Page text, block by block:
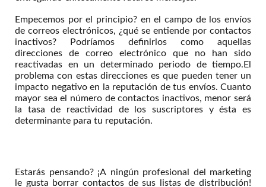
Empecemos por el principio? en el campo de los envíos
de correos electrónicos, ¿qué se entiende por contactos
inactivos? Podríamos definirlos como aquellas
direcciones de correo electrónico que no han sido
reactivadas en un determinado periodo de tiempo.El
problema con estas direcciones es que pueden tener un
impacto negativo en la reputación de tus envíos. Cuanto
mayor sea el número de contactos inactivos, menor será
la tasa de reactividad de los suscriptores y ésta es
determinante para tu reputación.
Estarás pensando? ¡A ningún profesional del marketing
le gusta borrar contactos de sus listas de distribución!